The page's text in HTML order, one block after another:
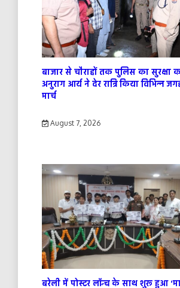
बाजार से चौराहों तक पुलिस का सुरक्षा
अनुराग आर्य ने देर रात्रि किया विभिन्न
मार्च
August 7, 2026
बरेली में पोस्टर लॉन्च के साथ शुरू हुआ